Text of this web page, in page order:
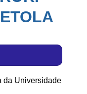
da Universidade